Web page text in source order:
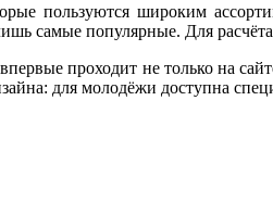
пользуются широким
самые популярные. Для
проходит не только на
для молодёжи доступна